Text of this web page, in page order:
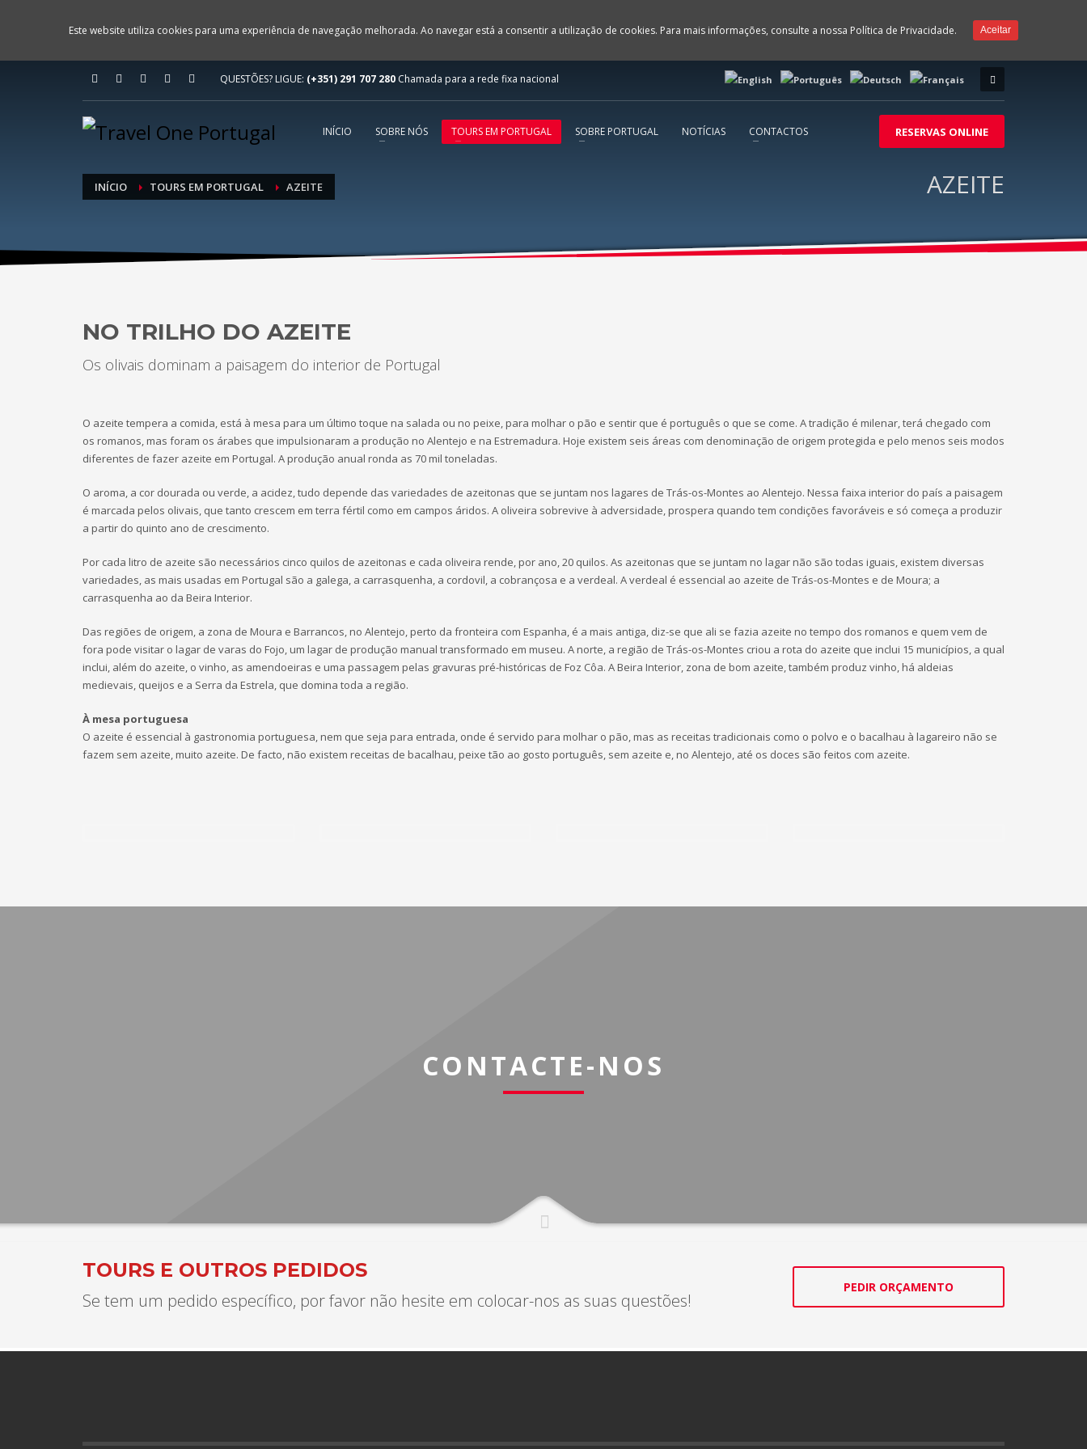
QUESTÕES? LIGUE: (+351) 291 707 280 Chamada para a rede fixa nacional
INÍCIO SOBRE NÓS TOURS EM PORTUGAL SOBRE PORTUGAL NOTÍCIAS CONTACTOS RESERVAS ONLINE
INÍCIO TOURS EM PORTUGAL AZEITE AZEITE
NO TRILHO DO AZEITE
Os olivais dominam a paisagem do interior de Portugal
O azeite tempera a comida, está à mesa para um último toque na salada ou no peixe, para molhar o pão e sentir que é português o que se come. A tradição é milenar, terá chegado com
os romanos, mas foram os árabes que impulsionaram a produção no Alentejo e na Estremadura. Hoje existem seis áreas com denominação de origem protegida e pelo menos seis modos
diferentes de fazer azeite em Portugal. A produção anual ronda as 70 mil toneladas.
O aroma, a cor dourada ou verde, a acidez, tudo depende das variedades de azeitonas que se juntam nos lagares de Trás-os-Montes ao Alentejo. Nessa faixa interior do país a paisagem
é marcada pelos olivais, que tanto crescem em terra fértil como em campos áridos. A oliveira sobrevive à adversidade, prospera quando tem condições favoráveis e só começa a produzir
a partir do quinto ano de crescimento.
Por cada litro de azeite são necessários cinco quilos de azeitonas e cada oliveira rende, por ano, 20 quilos. As azeitonas que se juntam no lagar não são todas iguais, existem diversas
variedades, as mais usadas em Portugal são a galega, a carrasquenha, a cordovil, a cobrançosa e a verdeal. A verdeal é essencial ao azeite de Trás-os-Montes e de Moura; a
carrasquenha ao da Beira Interior.
Das regiões de origem, a zona de Moura e Barrancos, no Alentejo, perto da fronteira com Espanha, é a mais antiga, diz-se que ali se fazia azeite no tempo dos romanos e quem vem de
fora pode visitar o lagar de varas do Fojo, um lagar de produção manual transformado em museu. A norte, a região de Trás-os-Montes criou a rota do azeite que inclui 15 municípios, a qual
inclui, além do azeite, o vinho, as amendoeiras e uma passagem pelas gravuras pré-históricas de Foz Côa. A Beira Interior, zona de bom azeite, também produz vinho, há aldeias
medievais, queijos e a Serra da Estrela, que domina toda a região.
À mesa portuguesa
O azeite é essencial à gastronomia portuguesa, nem que seja para entrada, onde é servido para molhar o pão, mas as receitas tradicionais como o polvo e o bacalhau à lagareiro não se
fazem sem azeite, muito azeite. De facto, não existem receitas de bacalhau, peixe tão ao gosto português, sem azeite e, no Alentejo, até os doces são feitos com azeite.
CONTACTE-NOS
TOURS E OUTROS PEDIDOS
Se tem um pedido específico, por favor não hesite em colocar-nos as suas questões!
PEDIR ORÇAMENTO
Este website utiliza cookies para uma experiência de navegação melhorada. Ao navegar está a consentir a utilização de cookies. Para mais informações, consulte a nossa Política de Privacidade. Aceitar